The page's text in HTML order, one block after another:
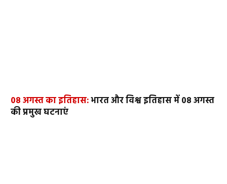
08 अगस्त का इतिहास:भारत और विश्व इतिहास में 08 अगस्त
की प्रमुख घटनाएं